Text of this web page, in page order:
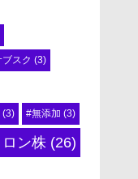
ブスク (3)
(3) #無添加 (3)
ン株 (26)